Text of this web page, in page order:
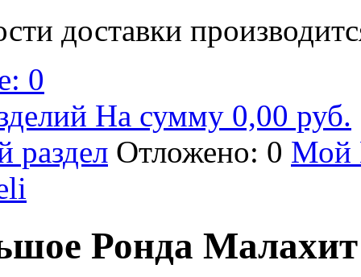
доставки
0
На сумму 0,00 руб.
раздел Отложено: 0 Мой
Ронда Малахит